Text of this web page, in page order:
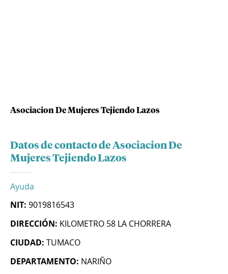
Asociacion De Mujeres Tejiendo Lazos
Datos de contacto de Asociacion De
Mujeres Tejiendo Lazos
Ayuda
NIT: 9019816543
DIRECCIÓN: KILOMETRO 58 LA CHORRERA
CIUDAD: TUMACO
DEPARTAMENTO: NARIÑO